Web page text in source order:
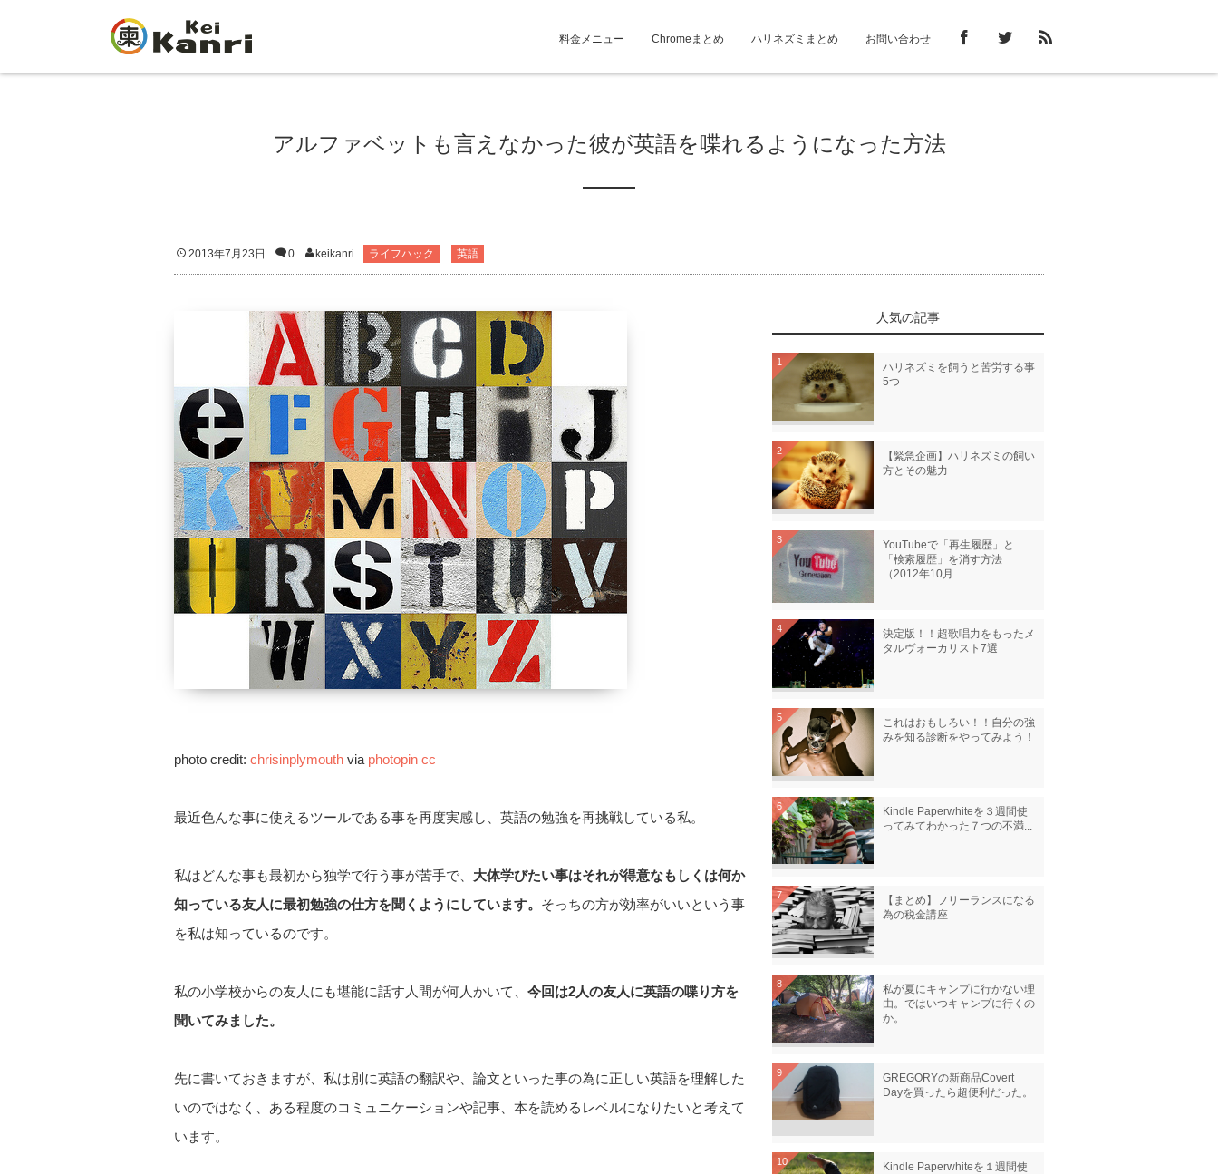
料金メニュー Chromeまとめ ハリネズミまとめ お問い合わせ
アルファベットも言えなかった彼が英語を喋れるようになった方法
2013年7月23日 0 keikanri ライフハック 英語
photo credit: chrisinplymouth via photopin cc
最近色んな事に使えるツールである事を再度実感し、英語の勉強を再挑戦している私。
私はどんな事も最初から独学で行う事が苦手で、 大体学びたい事はそれが得意なもしくは何か
知っている友人に最初勉強の仕方を聞くようにしています。 そっちの方が効率がいいという事
を私は知っているのです。
私の小学校からの友人にも堪能に話す人間が何人かいて、 今回は2人の友人に英語の喋り方を
聞いてみました。
先に書いておきますが、私は別に英語の翻訳や、論文といった事の為に正しい英語を理解した
いのではなく、ある程度のコミュニケーションや記事、本を読めるレベルになりたいと考えて
います。
人気の記事
1
ハリネズミを飼うと苦労する事
5つ
2
【緊急企画】ハリネズミの飼い
方とその魅力
3
YouTubeで「再生履歴」と
「検索履歴」を消す方法
（2012年10月...
4
決定版！！超歌唱力をもったメ
タルヴォーカリスト7選
5
これはおもしろい！！自分の強
みを知る診断をやってみよう！
6
Kindle Paperwhiteを３週間使
ってみてわかった７つの不満...
7
【まとめ】フリーランスになる
為の税金講座
8
私が夏にキャンプに行かない理
由。ではいつキャンプに行くの
か。
9
GREGORYの新商品Covert
Dayを買ったら超便利だった。
10
Kindle Paperwhiteを１週間使